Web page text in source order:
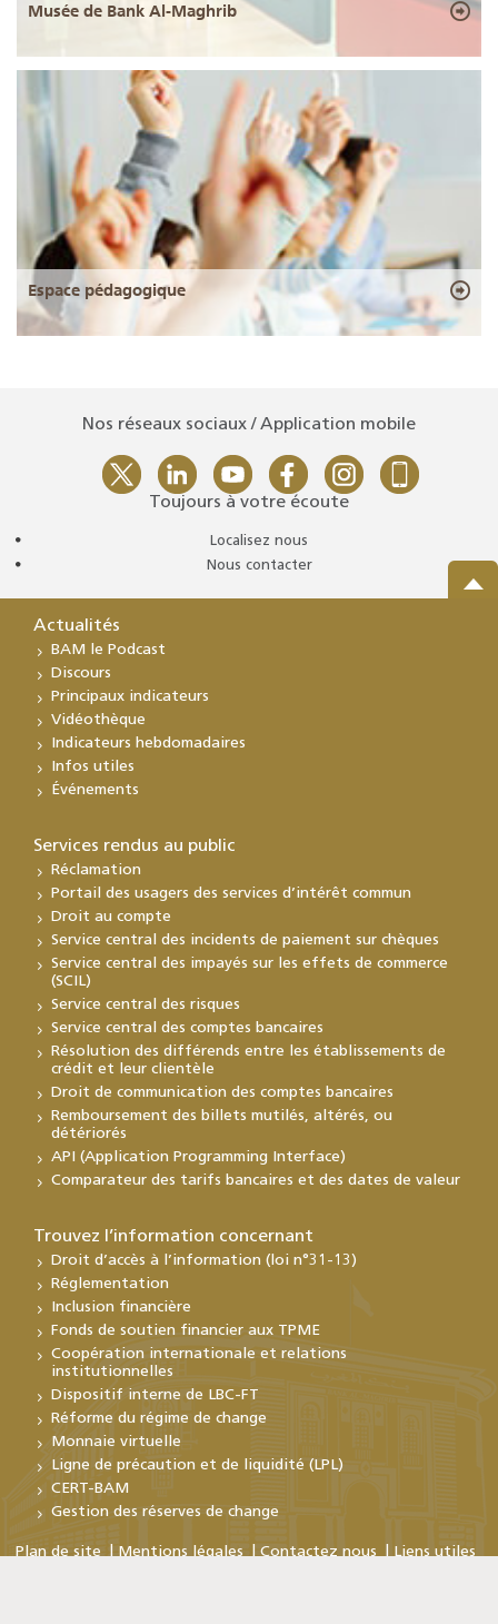
Musée de Bank Al-Maghrib
Espace pédagogique
Nos réseaux sociaux / Application mobile
Toujours à votre écoute
Localisez nous
Nous contacter
Actualités
BAM le Podcast
Discours
Principaux indicateurs
Vidéothèque
Indicateurs hebdomadaires
Infos utiles
Événements
Services rendus au public
Réclamation
Portail des usagers des services d’intérêt commun
Droit au compte
Service central des incidents de paiement sur chèques
Service central des impayés sur les effets de commerce
(SCIL)
Service central des risques
Service central des comptes bancaires
Résolution des différends entre les établissements de
crédit et leur clientèle
Droit de communication des comptes bancaires
Remboursement des billets mutilés, altérés, ou
détériorés
API (Application Programming Interface)
Comparateur des tarifs bancaires et des dates de valeur
Trouvez l’information concernant
Droit d’accès à l’information (loi n°31-13)
Réglementation
Inclusion financière
Fonds de soutien financier aux TPME
Coopération internationale et relations
institutionnelles
Dispositif interne de LBC-FT
Réforme du régime de change
Monnaie virtuelle
Ligne de précaution et de liquidité (LPL)
CERT-BAM
Gestion des réserves de change
Plan de site Mentions légales Contactez nous Liens utiles